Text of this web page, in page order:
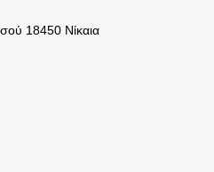
18450 Νίκαια